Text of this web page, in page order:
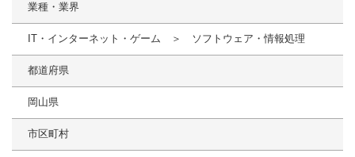
業種・業界
IT・インターネット・ゲーム ＞ ソフトウェア・情報処理
都道府県
岡山県
市区町村